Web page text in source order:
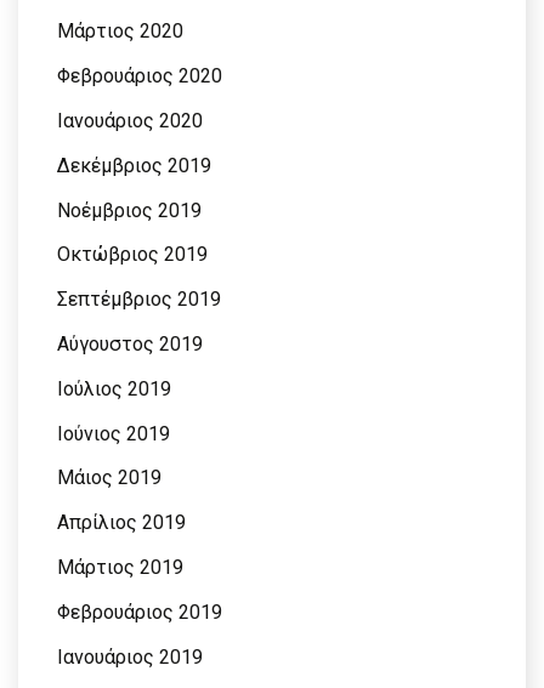
Μάρτιος 2020
Φεβρουάριος 2020
Ιανουάριος 2020
Δεκέμβριος 2019
Νοέμβριος 2019
Οκτώβριος 2019
Σεπτέμβριος 2019
Αύγουστος 2019
Ιούλιος 2019
Ιούνιος 2019
Μάιος 2019
Απρίλιος 2019
Μάρτιος 2019
Φεβρουάριος 2019
Ιανουάριος 2019